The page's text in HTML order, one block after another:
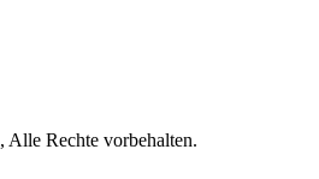
Rechte vorbehalten.